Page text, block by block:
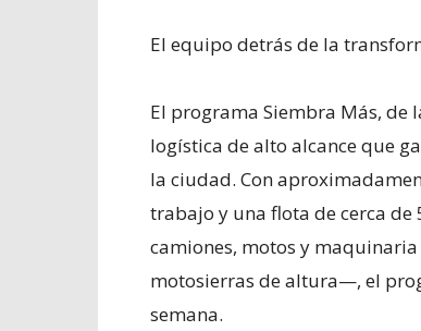
El equipo detrás de la
El programa Siembra Más,
logística de alto alcance que
la ciudad. Con
trabajo y una flota de cerca
camiones, motos y
motosierras de altura—, el
semana.